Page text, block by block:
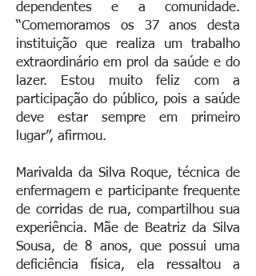
dependentes e a comunidade.
“Comemoramos os 37 anos desta
instituição que realiza um trabalho
extraordinário em prol da saúde e do
lazer. Estou muito feliz com a
participação do público, pois a saúde
deve estar sempre em primeiro
lugar”, afirmou.
Marivalda da Silva Roque, técnica de
enfermagem e participante frequente
de corridas de rua, compartilhou sua
experiência. Mãe de Beatriz da Silva
Sousa, de 8 anos, que possui uma
deficiência física, ela ressaltou a